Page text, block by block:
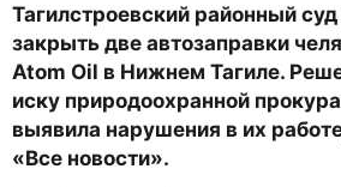
Тагилстроевский районный
закрыть две автозаправки
Atom Oil в Нижнем Тагиле.
иску природоохранной
выявила нарушения в их
«Все новости».